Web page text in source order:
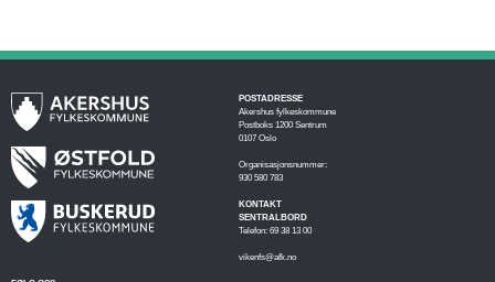
POSTADRESSE
Akershus fylkeskommune
Postboks 1200 Sentrum
0107 Oslo
Organisasjonsnummer:
930 580 783
KONTAKT
SENTRALBORD
Telefon: 69 38 13 00
vikenfs@afk.no